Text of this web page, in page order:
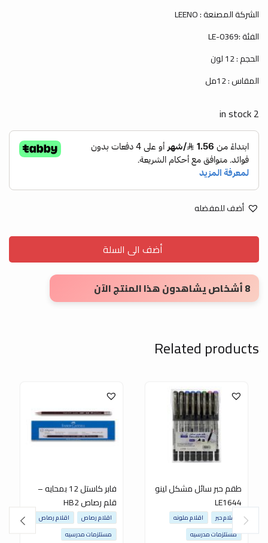
الشركة المصنعة : LEENO
الفئة :LE-0369
الحجم : 12 لون
المقاس : 12مل
2 in stock
أضف للمفضله
أضف الى السلة
8 أشخاص يشاهدون هذا المنتج الآن
Related products
طقم حبر سائل مشكل لينو
LE1644
اقلام حبر
اقلام ملونه
مستلزمات مدرسيه
فابر كاستل 12 بمحايه –
قلم رصاص HB2
اقلام رصاص
اقلام رصاص
مستلزمات مدرسيه